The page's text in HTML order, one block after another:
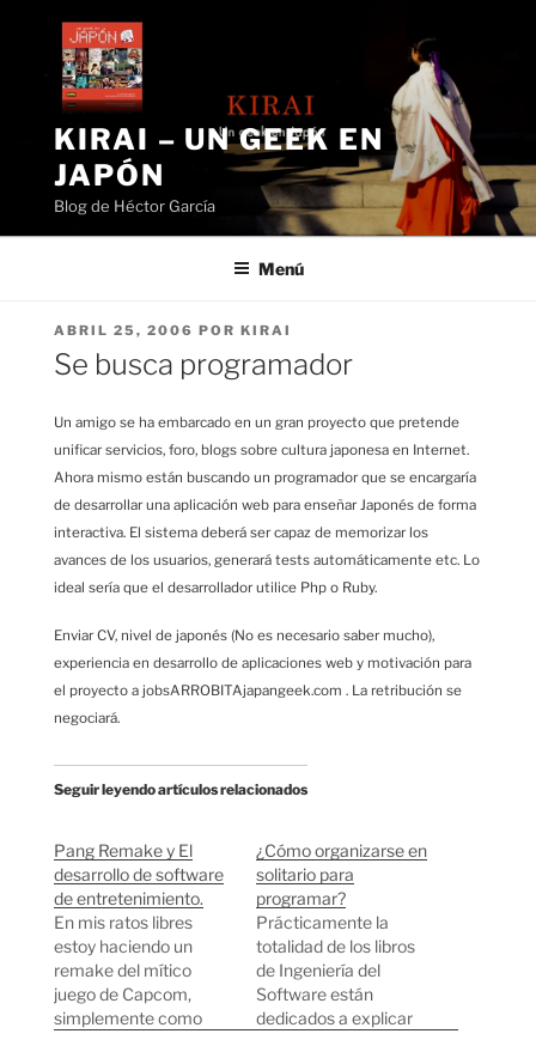
contenido
KIRAI – UN GEEK EN
JAPÓN
Blog de Héctor García
Menú
PUBLICADO
EL
ABRIL 25, 2006 POR KIRAI
Se busca programador
Un amigo se ha embarcado en un gran proyecto que pretende
unificar servicios, foro, blogs sobre cultura japonesa en Internet.
Ahora mismo están buscando un programador que se encargaría
de desarrollar una aplicación web para enseñar Japonés de forma
interactiva. El sistema deberá ser capaz de memorizar los
avances de los usuarios, generará tests automáticamente etc. Lo
ideal sería que el desarrollador utilice Php o Ruby.
Enviar CV, nivel de japonés (No es necesario saber mucho),
experiencia en desarrollo de aplicaciones web y motivación para
el proyecto a jobsARROBITAjapangeek.com . La retribución se
negociará.
Seguir leyendo artículos relacionados
Pang Remake y El
desarrollo de software
de entretenimiento.
En mis ratos libres
estoy haciendo un
remake del mítico
juego de Capcom,
simplemente como
¿Cómo organizarse en
solitario para
programar?
Prácticamente la
totalidad de los libros
de Ingeniería del
Software están
dedicados a explicar